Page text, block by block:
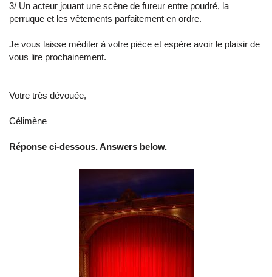
3/ Un acteur jouant une scène de fureur entre poudré, la
perruque et les vêtements parfaitement en ordre.
Je vous laisse méditer à votre pièce et espère avoir le plaisir de
vous lire prochainement.
Votre très dévouée,
Célimène
Réponse ci-dessous. Answers below.